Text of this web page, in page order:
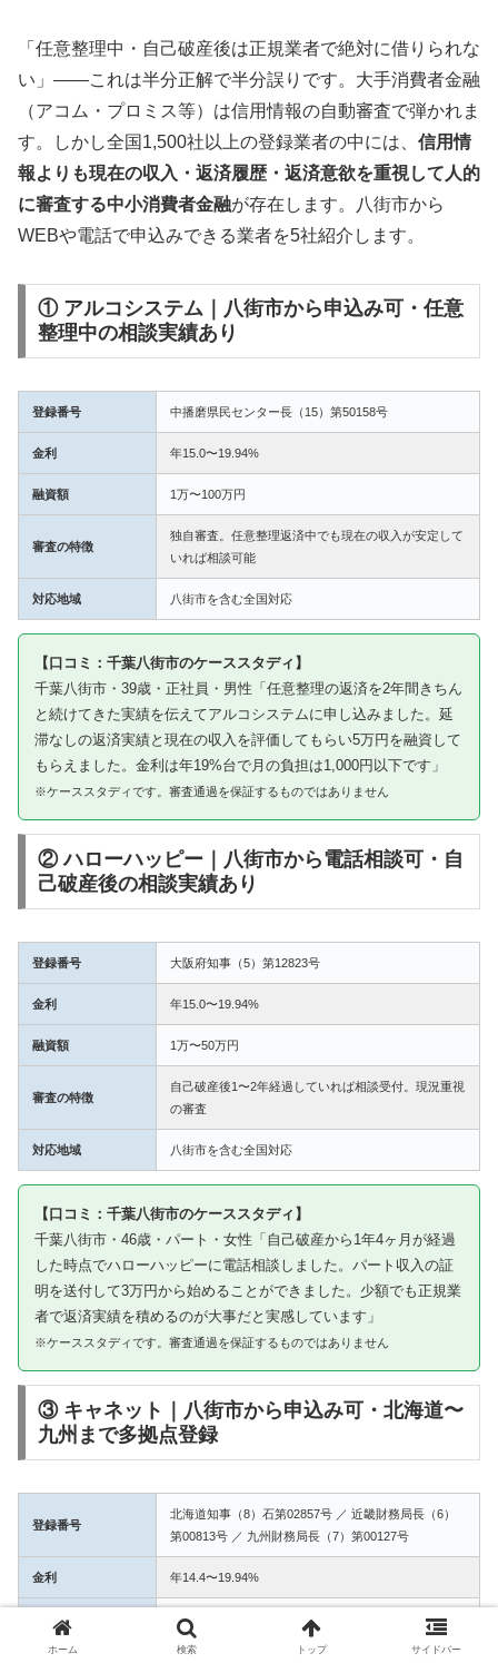
「任意整理中・自己破産後は正規業者で絶対に借りられな
い」——これは半分正解で半分誤りです。大手消費者金融
（アコム・プロミス等）は信用情報の自動審査で弾かれま
す。しかし全国1,500社以上の登録業者の中には、 信用情
報よりも現在の収入・返済履歴・返済意欲を重視して人的
に審査する中小消費者金融が存在します。八街市から
WEBや電話で申込みできる業者を5社紹介します。
① アルコシステム｜八街市から申込み可・任意
整理中の相談実績あり
登録番号 中播磨県民センター長（15）第50158号
金利 年15.0〜19.94%
融資額 1万〜100万円
審査の特徴
独自審査。任意整理返済中でも現在の収入が安定して
いれば相談可能
対応地域 八街市を含む全国対応
【口コミ：千葉八街市のケーススタディ】
千葉八街市・39歳・正社員・男性「任意整理の返済を2年間きちん
と続けてきた実績を伝えてアルコシステムに申し込みました。延
滞なしの返済実績と現在の収入を評価してもらい5万円を融資して
もらえました。金利は年19%台で月の負担は1,000円以下です」
※ケーススタディです。審査通過を保証するものではありません
② ハローハッピー｜八街市から電話相談可・自
己破産後の相談実績あり
登録番号 大阪府知事（5）第12823号
金利 年15.0〜19.94%
融資額 1万〜50万円
審査の特徴
自己破産後1〜2年経過していれば相談受付。現況重視
の審査
対応地域 八街市を含む全国対応
【口コミ：千葉八街市のケーススタディ】
千葉八街市・46歳・パート・女性「自己破産から1年4ヶ月が経過
した時点でハローハッピーに電話相談しました。パート収入の証
明を送付して3万円から始めることができました。少額でも正規業
者で返済実績を積めるのが大事だと実感しています」
※ケーススタディです。審査通過を保証するものではありません
③ キャネット｜八街市から申込み可・北海道〜
九州まで多拠点登録
登録番号
北海道知事（8）石第02857号 ／ 近畿財務局長（6）
第00813号 ／ 九州財務局長（7）第00127号
金利 年14.4〜19.94%
融資額 1万〜50万円
ホーム 検索 トップ サイドバー